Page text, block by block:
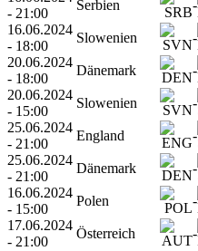
- 21:00
Serbien -
16.06.2024
- 18:00
Slowenien -
20.06.2024
- 18:00
Dänemark -
20.06.2024
- 15:00
Slowenien -
25.06.2024
- 21:00
England -
25.06.2024
- 21:00
Dänemark -
16.06.2024
- 15:00
Polen -
17.06.2024
- 21:00
Österreich -